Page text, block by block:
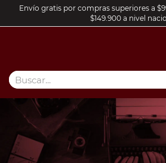
Envío gratis por compras superiores a
$149.900 a nivel